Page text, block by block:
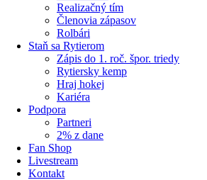
Realizačný tím
Členovia zápasov
Rolbári
Staň sa Rytierom
Zápis do 1. roč. špor. triedy
Rytiersky kemp
Hraj hokej
Kariéra
Podpora
Partneri
2% z dane
Fan Shop
Livestream
Kontakt